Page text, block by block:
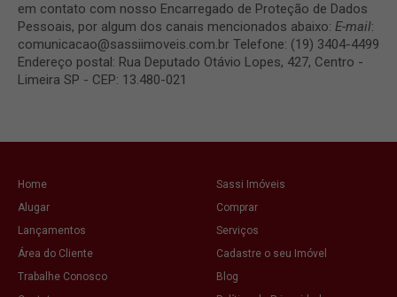
em contato com nosso Encarregado de Proteção de Dados
Pessoais, por algum dos canais mencionados abaixo: E-mail:
comunicacao@sassiimoveis.com.br Telefone: (19) 3404-4499
Endereço postal: Rua Deputado Otávio Lopes, 427, Centro -
Limeira SP - CEP: 13.480-021
Home
Sassi Imóveis
Alugar
Comprar
Lançamentos
Serviços
Área do Cliente
Cadastre o seu Imóvel
Trabalhe Conosco
Blog